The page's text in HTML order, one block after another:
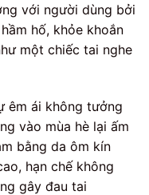
với người dùng bởi
hố, khỏe khoắn
một chiếc tai nghe
êm ái không tưởng
vào mùa hè lại ấm
bằng da ôm kín
hạn chế không
gây đau tai